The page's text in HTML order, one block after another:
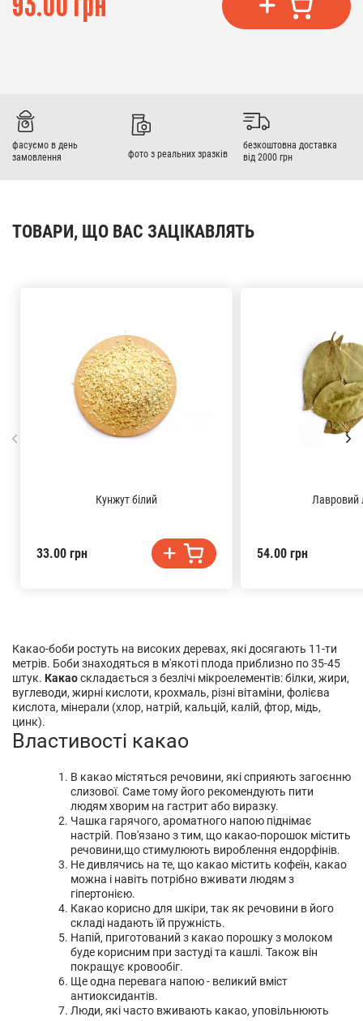
фасуємо в день
замовлення
фото з реальних зразків
безкоштовна доставка
від 2000 грн
Какао-боби ростуть на високих деревах, які досягають 11-ти
метрів. Боби знаходяться в м'якоті плода приблизно по 35-45
штук. Какаоскладається з безлічі мікроелементів: білки, жири,
вуглеводи, жирні кислоти, крохмаль, різні вітаміни, фолієва
кислота, мінерали (хлор, натрій, кальцій, калій, фтор, мідь,
цинк).
Властивості какао
В какао містяться речовини, які сприяють загоєнню
слизової. Саме тому його рекомендують пити
людям хворим на гастрит або виразку.
Чашка гарячого, ароматного напою піднімає
настрій. Пов'язано з тим, що какао-порошок містить
речовини,що стимулюють вироблення ендорфінів.
Не дивлячись на те, що какао містить кофеїн, какао
можна і навіть потрібно вживати людям з
гіпертонією.
Какао корисно для шкіри, так як речовини в його
складі надають їй пружність.
Напій, приготований з какао порошку з молоком
буде корисним при застуді та кашлі. Також він
покращує кровообіг.
Ще одна перевага напою - великий вміст
антиоксидантів.
Люди, які часто вживають какао, уповільнюють
ТОВАРИ, ЩО ВАС ЗАЦІКАВЛЯТЬ
Кунжут білий
33.00 грн
Лавровий
54.00 грн